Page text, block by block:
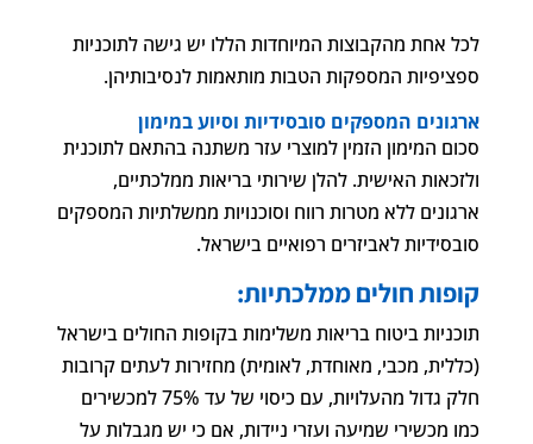
לכל אחת מהקבוצות המיוחדות הללו יש גישה לתוכניות
ספציפיות המספקות הטבות מותאמות לנסיבותיהן.
ארגונים המספקים סובסידיות וסיוע במימון
סכום המימון הזמין למוצרי עזר משתנה בהתאם לתוכנית
ולזכאות האישית. להלן שירותי בריאות ממלכתיים,
ארגונים ללא מטרות רווח וסוכנויות ממשלתיות המספקים
סובסידיות לאביזרים רפואיים בישראל.
קופות חולים ממלכתיות:
תוכניות ביטוח בריאות משלימות בקופות החולים בישראל
(כללית, מכבי, מאוחדת, לאומית) מחזירות לעתים קרובות
חלק גדול מהעלויות, עם כיסוי של עד 75% למכשירים
כמו מכשירי שמיעה ועזרי ניידות, אם כי יש מגבלות על